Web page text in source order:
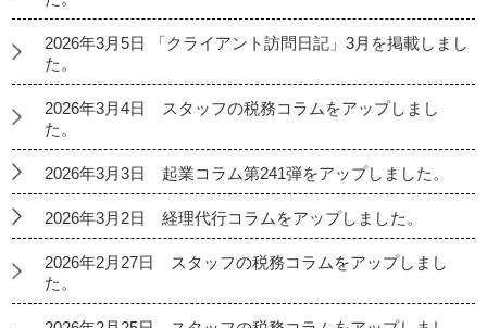
2026年3月5日 「クライアント訪問日記」3月を掲載しまし
た。
2026年3月4日 スタッフの税務コラムをアップしまし
た。
2026年3月3日 起業コラム第241弾をアップしました。
2026年3月2日 経理代行コラムをアップしました。
2026年2月27日 スタッフの税務コラムをアップしまし
た。